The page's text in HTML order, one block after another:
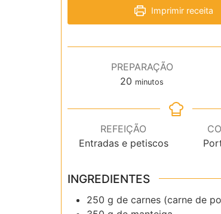
Imprimir receita
PREPARAÇÃO
20 minutos
minutos
REFEIÇÃO
Entradas e petiscos
INGREDIENTES
250 g de carnes (carne de